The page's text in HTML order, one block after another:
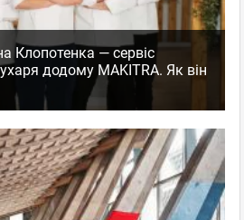
Клопотенка — сервіс
додому MAKITRA. Як він